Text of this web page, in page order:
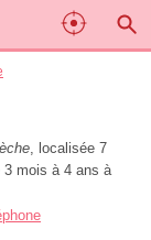
, localisée 7
3 mois à 4 ans à